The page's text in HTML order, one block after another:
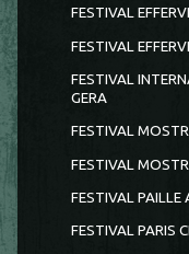
FESTIVAL
FESTIVAL
FESTIVAL
GERA
FESTIVAL
FESTIVAL
FESTIVAL PAILLE
FESTIVAL PARIS